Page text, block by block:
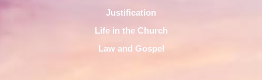
Justification
Life in the Church
Law and Gospel